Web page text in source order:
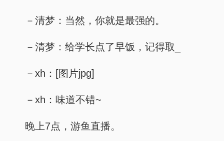
－清梦：当然，你就是最强的。
－清梦：给学长点了早饭，记得取_
－xh：[图片jpg]
－xh：味道不错~
晚上7点，游鱼直播。